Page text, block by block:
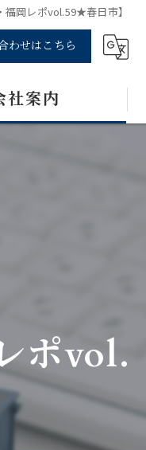
岡レポvol.59★春日市】
わせはこちら
社案内
ポvol.